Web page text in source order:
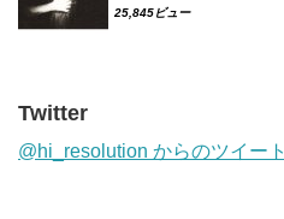
25,845ビュー
Twitter
@hi_resolution からのツイート